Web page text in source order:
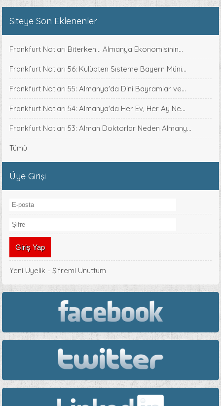
Siteye Son Eklenenler
Frankfurt Notları Biterken... Almanya Ekonomisinin...
Frankfurt Notları 56: Kulüpten Sisteme Bayern Müni...
Frankfurt Notları 55: Almanya'da Dini Bayramlar ve...
Frankfurt Notları 54: Almanya'da Her Ev, Her Ay Ne...
Frankfurt Notları 53: Alman Doktorlar Neden Almany...
Tümü
Üye Girişi
Yeni Üyelik -Şifremi Unuttum